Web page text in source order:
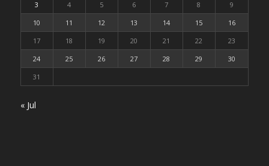
3
4 5 6 7 8
9
10
11 12 13 14 15
16
17
18 19 20 21 22
23
24
25 26 27 28 29
30
31
« Jul